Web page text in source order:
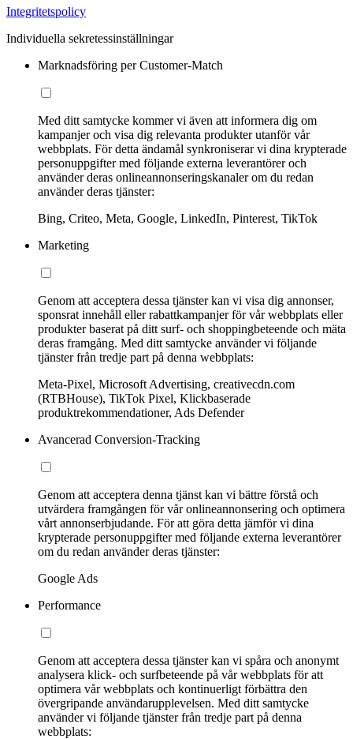
Integritetspolicy
Individuella sekretessinställningar
Marknadsföring per Customer-Match
Med ditt samtycke kommer vi även att informera dig om
kampanjer och visa dig relevanta produkter utanför vår
webbplats. För detta ändamål synkroniserar vi dina krypterade
personuppgifter med följande externa leverantörer och
använder deras onlineannonseringskanaler om du redan
använder deras tjänster:
Bing, Criteo, Meta, Google, LinkedIn, Pinterest, TikTok
Marketing
Genom att acceptera dessa tjänster kan vi visa dig annonser,
sponsrat innehåll eller rabattkampanjer för vår webbplats eller
produkter baserat på ditt surf- och shoppingbeteende och mäta
deras framgång. Med ditt samtycke använder vi följande
tjänster från tredje part på denna webbplats:
Meta-Pixel, Microsoft Advertising, creativecdn.com
(RTBHouse), TikTok Pixel, Klickbaserade
produktrekommendationer, Ads Defender
Avancerad Conversion-Tracking
Genom att acceptera denna tjänst kan vi bättre förstå och
utvärdera framgången för vår onlineannonsering och optimera
vårt annonserbjudande. För att göra detta jämför vi dina
krypterade personuppgifter med följande externa leverantörer
om du redan använder deras tjänster:
Google Ads
Performance
Genom att acceptera dessa tjänster kan vi spåra och anonymt
analysera klick- och surfbeteende på vår webbplats för att
optimera vår webbplats och kontinuerligt förbättra den
övergripande användarupplevelsen. Med ditt samtycke
använder vi följande tjänster från tredje part på denna
webbplats: